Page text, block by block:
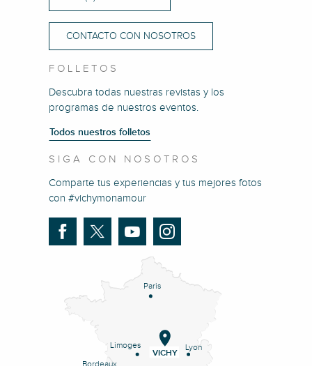
CONTACTO CON NOSOTROS
FOLLETOS
Descubra todas nuestras revistas y los
programas de nuestros eventos.
Todos nuestros folletos
SIGA CON NOSOTROS
Comparte tus experiencias y tus mejores fotos
con #vichymonamour
Paris
Lyon
Limoges
Bordeaux
VICHY